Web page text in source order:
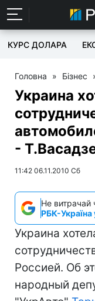
КУРС ДОЛАРА
Головна » Бізнес
Украина
-
11:42 06.11.2010 Сб
Не витрачай
РБК-Україна
Украина
Россией. Об
народный